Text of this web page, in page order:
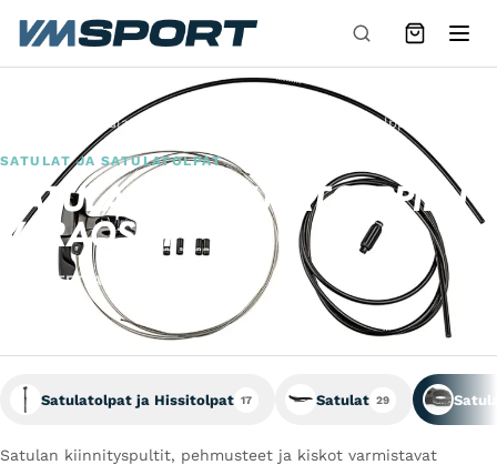
Siirry sisältöön
Satulat ja satulatolpat Satula ja satulatolppien varaosat
SATULAT JA SATULATOLPAT
SATULA JA SATULATOLPPIEN
VARAOSAT
22 TUOTETTA VALIKOIMASSA
Satulatolpat ja Hissitolpat 17 Satulat 29
Satulan kiinnityspultit, pehmusteet ja kiskot varmistavat